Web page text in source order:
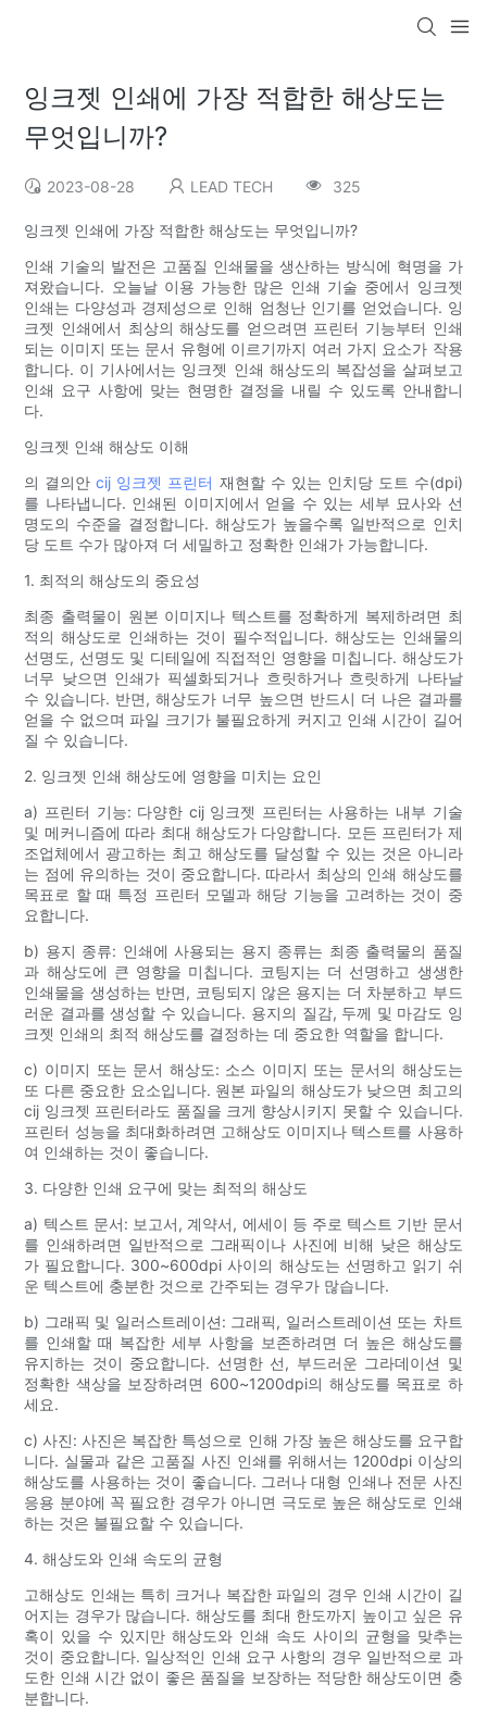
잉크젯 인쇄에 가장 적합한 해상도는
무엇입니까?
2023-08-28 LEAD TECH 325
잉크젯 인쇄에 가장 적합한 해상도는 무엇입니까?
인쇄 기술의 발전은 고품질 인쇄물을 생산하는 방식에 혁명을 가
져왔습니다. 오늘날 이용 가능한 많은 인쇄 기술 중에서 잉크젯
인쇄는 다양성과 경제성으로 인해 엄청난 인기를 얻었습니다. 잉
크젯 인쇄에서 최상의 해상도를 얻으려면 프린터 기능부터 인쇄
되는 이미지 또는 문서 유형에 이르기까지 여러 가지 요소가 작용
합니다. 이 기사에서는 잉크젯 인쇄 해상도의 복잡성을 살펴보고
인쇄 요구 사항에 맞는 현명한 결정을 내릴 수 있도록 안내합니
다.
잉크젯 인쇄 해상도 이해
의 결의안cij 잉크젯 프린터 재현할 수 있는 인치당 도트 수(dpi)
를 나타냅니다. 인쇄된 이미지에서 얻을 수 있는 세부 묘사와 선
명도의 수준을 결정합니다. 해상도가 높을수록 일반적으로 인치
당 도트 수가 많아져 더 세밀하고 정확한 인쇄가 가능합니다.
1. 최적의 해상도의 중요성
최종 출력물이 원본 이미지나 텍스트를 정확하게 복제하려면 최
적의 해상도로 인쇄하는 것이 필수적입니다. 해상도는 인쇄물의
선명도, 선명도 및 디테일에 직접적인 영향을 미칩니다. 해상도가
너무 낮으면 인쇄가 픽셀화되거나 흐릿하거나 흐릿하게 나타날
수 있습니다. 반면, 해상도가 너무 높으면 반드시 더 나은 결과를
얻을 수 없으며 파일 크기가 불필요하게 커지고 인쇄 시간이 길어
질 수 있습니다.
2. 잉크젯 인쇄 해상도에 영향을 미치는 요인
a) 프린터 기능: 다양한 cij 잉크젯 프린터는 사용하는 내부 기술
및 메커니즘에 따라 최대 해상도가 다양합니다. 모든 프린터가 제
조업체에서 광고하는 최고 해상도를 달성할 수 있는 것은 아니라
는 점에 유의하는 것이 중요합니다. 따라서 최상의 인쇄 해상도를
목표로 할 때 특정 프린터 모델과 해당 기능을 고려하는 것이 중
요합니다.
b) 용지 종류: 인쇄에 사용되는 용지 종류는 최종 출력물의 품질
과 해상도에 큰 영향을 미칩니다. 코팅지는 더 선명하고 생생한
인쇄물을 생성하는 반면, 코팅되지 않은 용지는 더 차분하고 부드
러운 결과를 생성할 수 있습니다. 용지의 질감, ​​두께 및 마감도 잉
크젯 인쇄의 최적 해상도를 결정하는 데 중요한 역할을 합니다.
c) 이미지 또는 문서 해상도: 소스 이미지 또는 문서의 해상도는
또 다른 중요한 요소입니다. 원본 파일의 해상도가 낮으면 최고의
cij 잉크젯 프린터라도 품질을 크게 향상시키지 못할 수 있습니다.
프린터 성능을 최대화하려면 고해상도 이미지나 텍스트를 사용하
여 인쇄하는 것이 좋습니다.
3. 다양한 인쇄 요구에 맞는 최적의 해상도
a) 텍스트 문서: 보고서, 계약서, 에세이 등 주로 텍스트 기반 문서
를 인쇄하려면 일반적으로 그래픽이나 사진에 비해 낮은 해상도
가 필요합니다. 300~600dpi 사이의 해상도는 선명하고 읽기 쉬
운 텍스트에 충분한 것으로 간주되는 경우가 많습니다.
b) 그래픽 및 일러스트레이션: 그래픽, 일러스트레이션 또는 차트
를 인쇄할 때 복잡한 세부 사항을 보존하려면 더 높은 해상도를
유지하는 것이 중요합니다. 선명한 선, 부드러운 그라데이션 및
정확한 색상을 보장하려면 600~1200dpi의 해상도를 목표로 하
세요.
c) 사진: 사진은 복잡한 특성으로 인해 가장 높은 해상도를 요구합
니다. 실물과 같은 고품질 사진 인쇄를 위해서는 1200dpi 이상의
해상도를 사용하는 것이 좋습니다. 그러나 대형 인쇄나 전문 사진
응용 분야에 꼭 필요한 경우가 아니면 극도로 높은 해상도로 인쇄
하는 것은 불필요할 수 있습니다.
4. 해상도와 인쇄 속도의 균형
고해상도 인쇄는 특히 크거나 복잡한 파일의 경우 인쇄 시간이 길
어지는 경우가 많습니다. 해상도를 최대 한도까지 높이고 싶은 유
혹이 있을 수 있지만 해상도와 인쇄 속도 사이의 균형을 맞추는
것이 중요합니다. 일상적인 인쇄 요구 사항의 경우 일반적으로 과
도한 인쇄 시간 없이 좋은 품질을 보장하는 적당한 해상도이면 충
분합니다.